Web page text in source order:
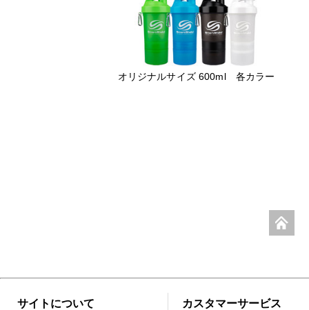
オリジナルサイズ 600ml 各カラー
サイトについて カスタマーサービス